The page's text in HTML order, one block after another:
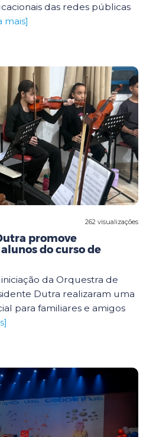
das redes públicas
mais]
262 visualizações
promove
do curso de
da Orquestra de
Dutra realizaram uma
para familiares e amigos